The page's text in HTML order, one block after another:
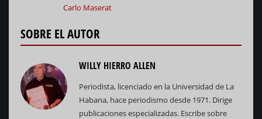
Carlo Maserat
SOBRE EL AUTOR
WILLY HIERRO ALLEN
Periodista, licenciado en la Universidad de La
Habana, hace periodismo desde 1971. Dirige
publicaciones especializadas. Escribe sobre